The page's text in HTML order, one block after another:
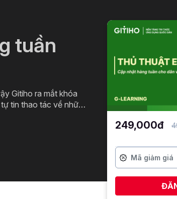
tuần
Gitiho ra mắt khóa
tin thao tác về những
249,000đ